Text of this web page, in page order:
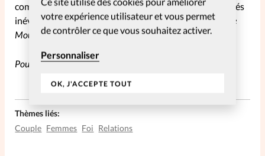
votre expérience utilisateur et vous permet
de contrôler ce que vous souhaitez activer.
Personnaliser
OK, J'ACCEPTE TOUT
compte du besoin humain de sécurité face aux adversités
inévitables que sont le temps et l’ennui.» – Par Charlotte
Moulin
Pour vous abonner à la Pause SpirituElles,
Thèmes liés:
Couple Femmes Foi Relations